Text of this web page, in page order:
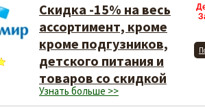
Скидка -15% на весь
ассортимент, кроме
кроме подгузников,
детского питания и
товаров со скидкой
Узнать больше >>